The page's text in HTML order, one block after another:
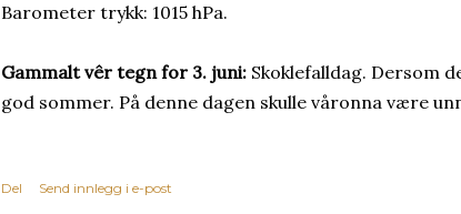
Barometer trykk: 1015 hPa.
Gammalt vêr tegn for 3. juni: Skoklefalldag. Dersom
god sommer. På denne dagen skulle våronna være
Del Send innlegg i e-post